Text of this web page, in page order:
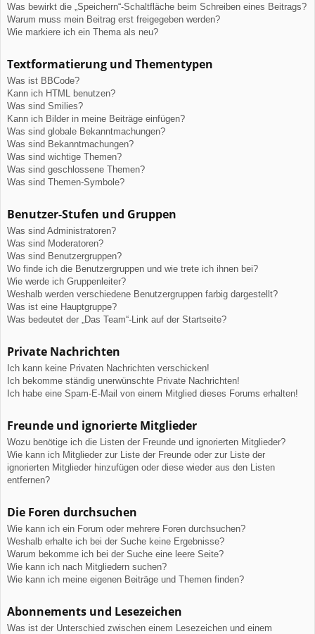
Was bewirkt die „Speichern“-Schaltfläche beim Schreiben eines Beitrags?
Warum muss mein Beitrag erst freigegeben werden?
Wie markiere ich ein Thema als neu?
Textformatierung und Thementypen
Was ist BBCode?
Kann ich HTML benutzen?
Was sind Smilies?
Kann ich Bilder in meine Beiträge einfügen?
Was sind globale Bekanntmachungen?
Was sind Bekanntmachungen?
Was sind wichtige Themen?
Was sind geschlossene Themen?
Was sind Themen-Symbole?
Benutzer-Stufen und Gruppen
Was sind Administratoren?
Was sind Moderatoren?
Was sind Benutzergruppen?
Wo finde ich die Benutzergruppen und wie trete ich ihnen bei?
Wie werde ich Gruppenleiter?
Weshalb werden verschiedene Benutzergruppen farbig dargestellt?
Was ist eine Hauptgruppe?
Was bedeutet der „Das Team“-Link auf der Startseite?
Private Nachrichten
Ich kann keine Privaten Nachrichten verschicken!
Ich bekomme ständig unerwünschte Private Nachrichten!
Ich habe eine Spam-E-Mail von einem Mitglied dieses Forums erhalten!
Freunde und ignorierte Mitglieder
Wozu benötige ich die Listen der Freunde und ignorierten Mitglieder?
Wie kann ich Mitglieder zur Liste der Freunde oder zur Liste der
ignorierten Mitglieder hinzufügen oder diese wieder aus den Listen
entfernen?
Die Foren durchsuchen
Wie kann ich ein Forum oder mehrere Foren durchsuchen?
Weshalb erhalte ich bei der Suche keine Ergebnisse?
Warum bekomme ich bei der Suche eine leere Seite?
Wie kann ich nach Mitgliedern suchen?
Wie kann ich meine eigenen Beiträge und Themen finden?
Abonnements und Lesezeichen
Was ist der Unterschied zwischen einem Lesezeichen und einem